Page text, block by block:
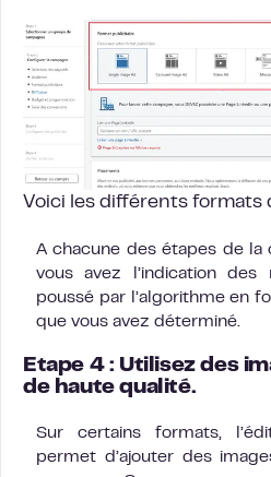
Voici les différents formats
A chacune des étapes de la
vous avez l’indication des
poussé par l’algorithme en
que vous avez déterminé.
Etape 4 : Utilisez des
de haute qualité.
Sur certains formats,
permet d’ajouter des